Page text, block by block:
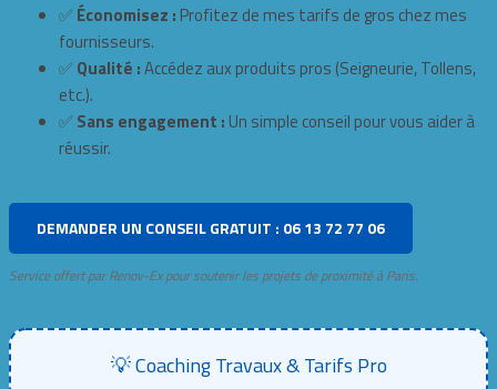
✅ Économisez : Profitez de mes tarifs de gros chez mes
fournisseurs.
✅ Qualité :Accédez aux produits pros (Seigneurie, Tollens,
etc.).
✅ Sans engagement : Un simple conseil pour vous aider à
réussir.
DEMANDER UN CONSEIL GRATUIT : 06 13 72 77 06
Service offert par Renov-Ex pour soutenir les projets de proximité à Paris.
💡 Coaching Travaux & Tarifs Pro